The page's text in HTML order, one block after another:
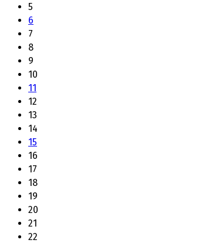
5
6
7
8
9
10
11
12
13
14
15
16
17
18
19
20
21
22